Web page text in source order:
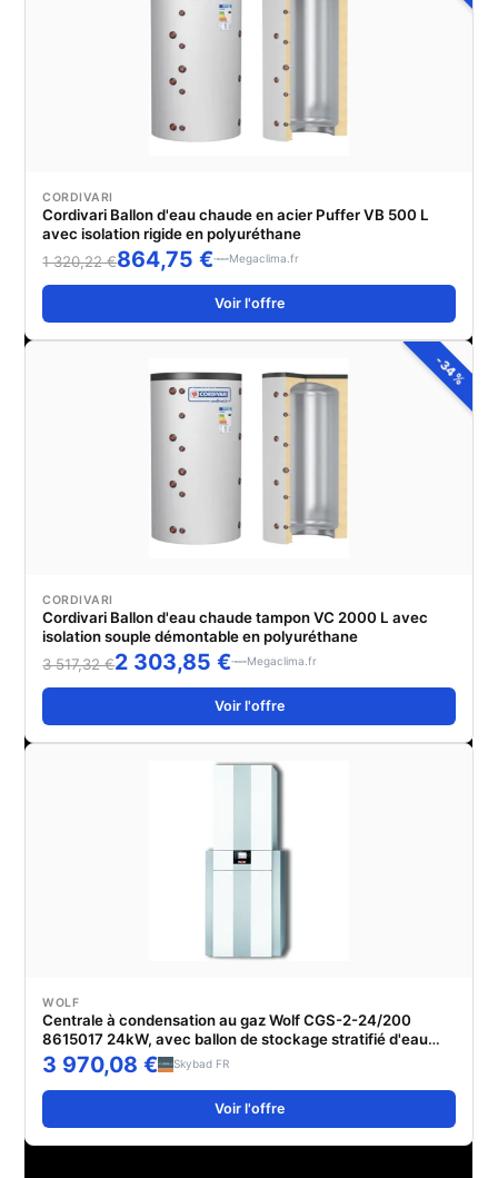
CORDIVARI
Cordivari Ballon d'eau chaude en acier Puffer VB 500 L
avec isolation rigide en polyuréthane
1 320,22 €864,75 € Megaclima.fr
Voir l'offre
-34%
CORDIVARI
Cordivari Ballon d'eau chaude tampon VC 2000 L avec
isolation souple démontable en polyuréthane
3 517,32 €2 303,85 € Megaclima.fr
Voir l'offre
WOLF
Centrale à condensation au gaz Wolf CGS-2-24/200
8615017 24kW, avec ballon de stockage stratifié d'eau
chaude 200 litres
3 970,08 € Skybad FR
Voir l'offre